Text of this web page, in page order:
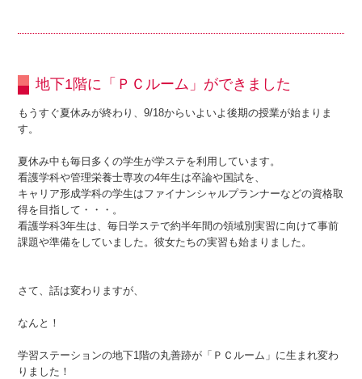
地下1階に「ＰＣルーム」ができました
もうすぐ夏休みが終わり、9/18からいよいよ後期の授業が始まりま
す。
夏休み中も毎日多くの学生が学ステを利用しています。
看護学科や管理栄養士専攻の4年生は卒論や国試を、
キャリア形成学科の学生はファイナンシャルプランナーなどの資格取
得を目指して・・・。
看護学科3年生は、毎日学ステで約半年間の領域別実習に向けて事前
課題や準備をしていました。彼女たちの実習も始まりました。
さて、話は変わりますが、
なんと！
学習ステーションの地下1階の丸善跡が「ＰＣルーム」に生まれ変わ
りました！